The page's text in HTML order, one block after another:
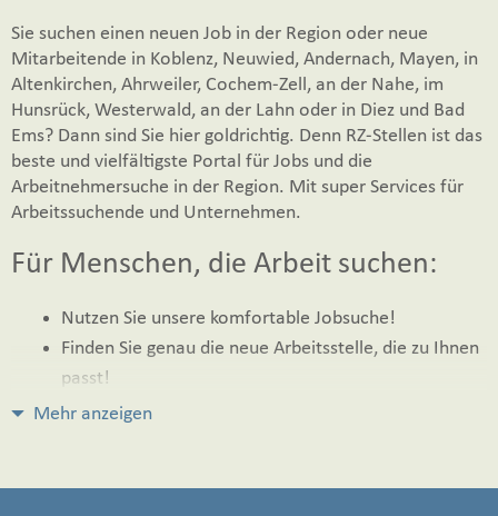
Sie suchen einen neuen Job in der Region oder neue
Mitarbeitende in Koblenz, Neuwied, Andernach, Mayen, in
Altenkirchen, Ahrweiler, Cochem-Zell, an der Nahe, im
Hunsrück, Westerwald, an der Lahn oder in Diez und Bad
Ems? Dann sind Sie hier goldrichtig. Denn RZ-Stellen ist das
beste und vielfältigste Portal für Jobs und die
Arbeitnehmersuche in der Region. Mit super Services für
Arbeitssuchende und Unternehmen.
Für Menschen, die Arbeit suchen:
Nutzen Sie unsere komfortable Jobsuche!
Finden Sie genau die neue Arbeitsstelle, die zu Ihnen
passt!
Bewerben Sie sich direkt auf offene Stellen!
Mehr anzeigen